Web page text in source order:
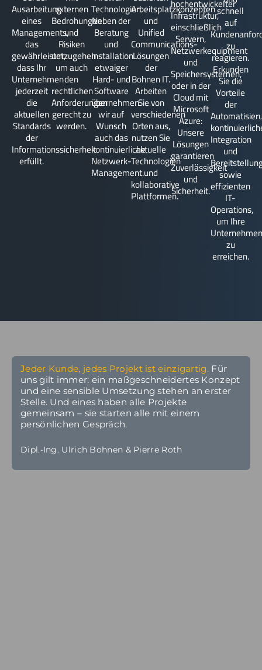
Ausarbeitung
eines
Managements,
das
gewährleistet,
dass Ihr
Unternehmen
jederzeit
die
aktuellen
Standards
der
Informationssicherheit
erfüllt.
externen
Bedrohungen
und
Risiken
umzugehen
um auch
den
rechtlichen
Anforderungen
gerecht zu
werden.
Technologien.
Neben der
Beratung
und
Installation
etwaiger
Hard- und
Software
übernehmen
wir auf
Wunsch
auch das
kontinuierliche
Netzwerk-
Management.
Arbeitsplatzkonzepten
und
Unified
Communications-
Lösungen
der
Bohnen IT.
Arbeiten
Sie von
verschiedenen
Orten aus,
nutzen Sie
aktuelle
Technologien
und
kollaborative
Plattformen.
hochentwickelter
Infrastruktur,
einschließlich
Servern,
Netzwerkequipment
und
Speichersystemen,
oder in der
Cloud mit
Microsoft
Azure:
Unsere
Lösungen
garantieren
Zuverlässigkeit
und
Sicherheit.
schnell
auf
zu
reagieren.
Erkunden
Sie die
Vorteile
der
Integration
und
sowie
effizienten
IT-
Operations,
um Ihre
zu
erreichen.
Jeder Kunde, jedes Projekt ist einzigartig.Für
uns gilt immer: ein maßgeschneidertes Konzept
und eine sensible Umsetzung stehen an erster
Stelle. Und eines haben alle Projekte
gemeinsam – sie starten alle mit einem
persönlichen Gespräch.
Dipl.-Ing. Ulrich Bohnen & Pierre Roth